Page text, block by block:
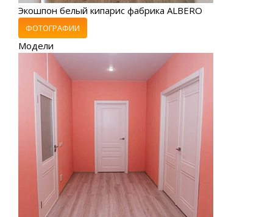
Экошпон белый кипарис фабрика ALBERO
ФОТОГРАФИИ
Модели